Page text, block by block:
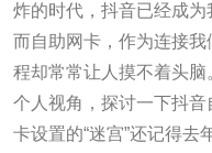
炸的时代，抖音已经成为
而自助网卡，作为连接
程却常常让人摸不着头
个人视角，探讨一下抖
卡设置的“迷宫”还记得去